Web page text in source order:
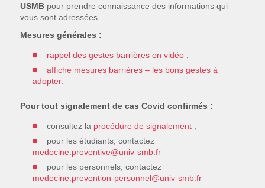
USMBpour prendre connaissance des informations qui
vous sont adressées.
Mesures générales :
rappel des gestes barrières en vidéo;
affiche mesures barrières – les bons gestes à
adopter.
Pour tout signalement de cas Covid confirmés :
consultez la procédure de signalement;
pour les étudiants, contactez
medecine.preventive@univ-smb.fr
pour les personnels, contactez
medecine.prevention-personnel@univ-smb.fr